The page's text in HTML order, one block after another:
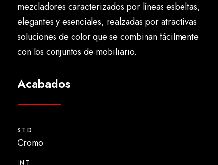
mezcladores caracterizados por líneas esbeltas,
elegantes y esenciales, realzadas por atractivas
soluciones de color que se combinan fácilmente
con los conjuntos de mobiliario.
Acabados
STD
Cromo
INT